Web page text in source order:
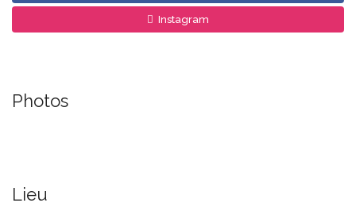
Instagram
Photos
Lieu